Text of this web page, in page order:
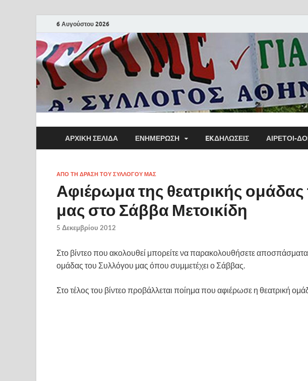
6 Αυγούστου 2026
ΑΡΧΙΚΗ ΣΕΛΙΔΑ ΕΝΗΜΕΡΩΣΗ EKΔΗΛΩΣΕΙΣ ΑΙΡΕΤΟΙ-
ΑΠΟ ΤΗ ΔΡΑΣΗ ΤΟΥ ΣΥΛΛΟΓΟΥ ΜΑΣ
Αφιέρωμα της θεατρικής
μας στο Σάββα Μετοικίδη
5 Δεκεμβρίου 2012
Στο βίντεο που ακολουθεί μπορείτε να παρακολουθήσετε
ομάδας του Συλλόγου μας όπου συμμετέχει ο Σάββας.
Στο τέλος του βίντεο προβάλλεται ποίημα που αφιέρωσε η θεατρική